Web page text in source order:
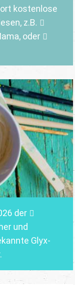
kostenlose
z.B.
oder
der
und
Glyx-
.